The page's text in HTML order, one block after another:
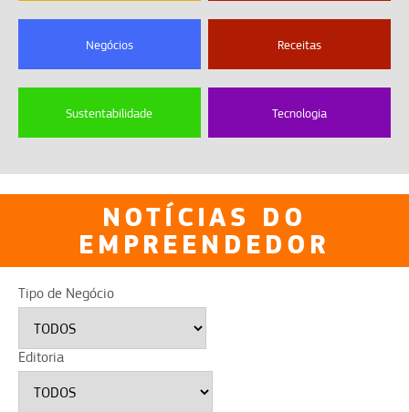
Negócios Receitas
Sustentabilidade Tecnologia
NOTÍCIAS DO
EMPREENDEDOR
Tipo de Negócio
Editoria